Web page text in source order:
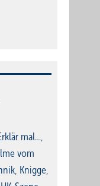
mal…,
vom
, Knigge,